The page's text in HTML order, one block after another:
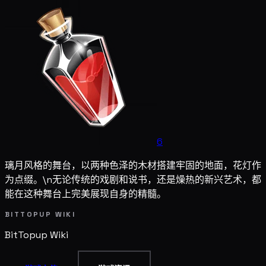
6
璃月风格的舞台，以两种色泽的木材搭建牢固的地面，花灯作
为点缀。\n无论传统的戏剧和说书，还是燥热的新兴艺术，都
能在这种舞台上完美展现自身的精髓。
BITTOPUP WIKI
BitTopup Wiki